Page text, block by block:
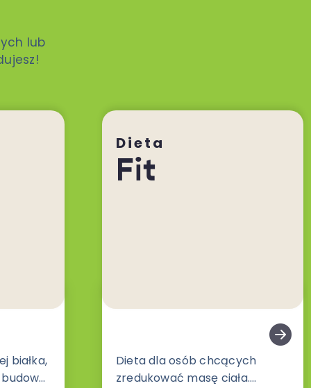
lub
białka,
Dieta
Fit
Dieta dla osób chcących
zredukować masę ciała.